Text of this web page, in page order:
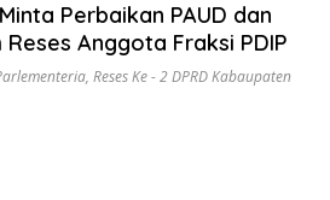
Perbaikan PAUD dan
Anggota Fraksi PDIP
, Reses Ke - 2 DPRD Kabaupaten